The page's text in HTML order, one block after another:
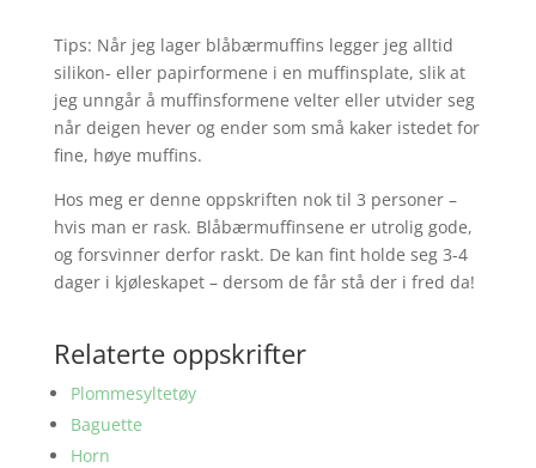
Tips: Når jeg lager blåbærmuffins legger jeg alltid
silikon- eller papirformene i en muffinsplate, slik at
jeg unngår å muffinsformene velter eller utvider seg
når deigen hever og ender som små kaker istedet for
fine, høye muffins.
Hos meg er denne oppskriften nok til 3 personer –
hvis man er rask. Blåbærmuffinsene er utrolig gode,
og forsvinner derfor raskt. De kan fint holde seg 3-4
dager i kjøleskapet – dersom de får stå der i fred da!
Relaterte oppskrifter
Plommesyltetøy
Baguette
Horn